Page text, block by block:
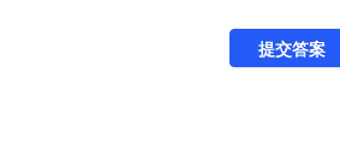
提交答案